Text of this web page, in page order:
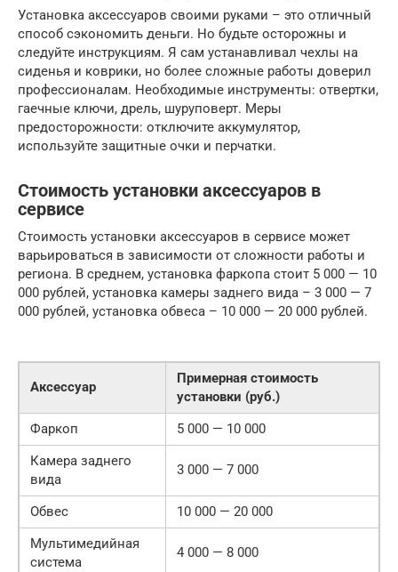
Установка аксессуаров своими руками – это отличный
способ сэкономить деньги. Но будьте осторожны и
следуйте инструкциям. Я сам устанавливал чехлы на
сиденья и коврики, но более сложные работы доверил
профессионалам. Необходимые инструменты: отвертки,
гаечные ключи, дрель, шуруповерт. Меры
предосторожности: отключите аккумулятор,
используйте защитные очки и перчатки.
Стоимость установки аксессуаров в
сервисе
Стоимость установки аксессуаров в сервисе может
варьироваться в зависимости от сложности работы и
региона. В среднем, установка фаркопа стоит 5 000 — 10
000 рублей, установка камеры заднего вида – 3 000 — 7
000 рублей, установка обвеса – 10 000 — 20 000 рублей.
Аксессуар
Примерная стоимость
установки (руб.)
Фаркоп
5 000 — 10 000
Камера заднего
вида
3 000 — 7 000
Обвес
10 000 — 20 000
Мультимедийная
система
4 000 — 8 000